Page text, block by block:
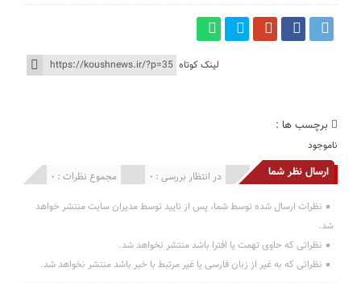
لینک کوتاه
برچسب ها :
ناموجود
ارسال نظر شما مجموع نظرات : 0 در انتظار بررسی : 0 انتشار یافته : 0
نظرات ارسال شده توسط شما، پس از تایید توسط مدیران سایت منتشر خواهد
شد.
نظراتی که حاوی تهمت یا افترا باشد منتشر نخواهد شد.
نظراتی که به غیر از زبان فارسی یا غیر مرتبط با خبر باشد منتشر نخواهد شد.